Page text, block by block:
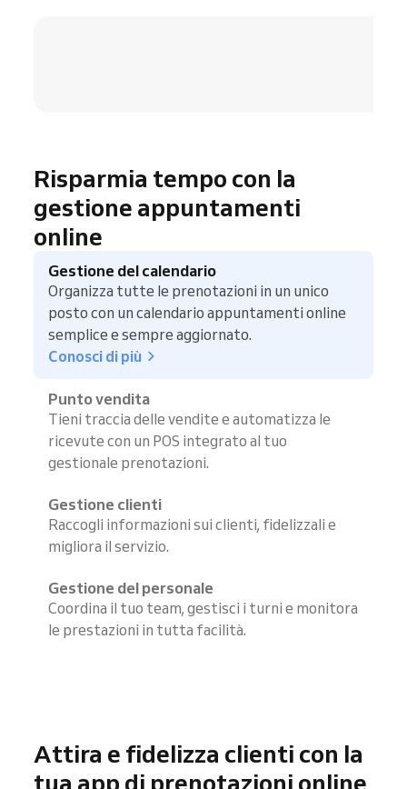
Risparmia tempo con la
gestione appuntamenti
online
Gestione del calendario
Organizza tutte le prenotazioni in un unico
posto con un calendario appuntamenti online
semplice e sempre aggiornato.
Conosci di più
Punto vendita
Tieni traccia delle vendite e automatizza le
ricevute con un POS integrato al tuo
gestionale prenotazioni.
Gestione clienti
Raccogli informazioni sui clienti, fidelizzali e
migliora il servizio.
Gestione del personale
Coordina il tuo team, gestisci i turni e monitora
le prestazioni in tutta facilità.
Attira e fidelizza clienti con la
tua app di prenotazioni online